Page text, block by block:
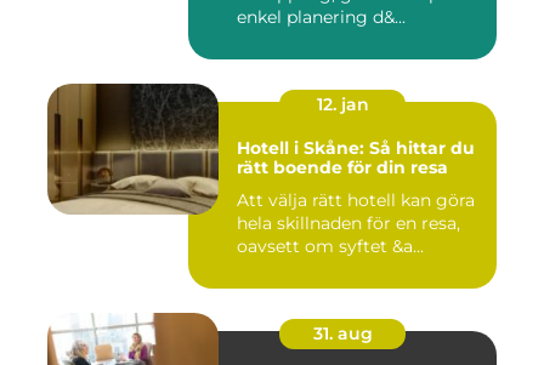
enkel planering d&...
12. jan
Hotell i Skåne: Så hittar du
rätt boende för din resa
Att välja rätt hotell kan göra
hela skillnaden för en resa,
oavsett om syftet &a...
31. aug